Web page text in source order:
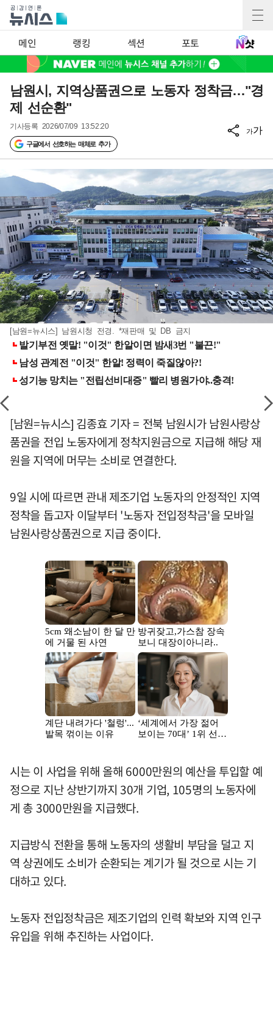
메인 랭킹 섹션 포토
남원시, 지역상품권으로 노동자 정착금…"경
제 선순환"
기사등록 2026/07/09 13:52:20
구글에서 선호하는 매체로 추가
가가
[남원=뉴시스] 남원시청 전경. *재판매 및 DB 금지
[남원=뉴시스] 김종효 기자 = 전북 남원시가 남원사랑상
품권을 전입 노동자에게 정착지원금으로 지급해 해당 재
원을 지역에 머무는 소비로 연결한다.
9일 시에 따르면 관내 제조기업 노동자의 안정적인 지역
정착을 돕고자 이달부터 '노동자 전입정착금'을 모바일
남원사랑상품권으로 지급 중이다.
시는 이 사업을 위해 올해 6000만원의 예산을 투입할 예
정으로 지난 상반기까지 30개 기업, 105명의 노동자에
게 총 3000만원을 지급했다.
지급방식 전환을 통해 노동자의 생활비 부담을 덜고 지
역 상권에도 소비가 순환되는 계기가 될 것으로 시는 기
대하고 있다.
노동자 전입정착금은 제조기업의 인력 확보와 지역 인구
유입을 위해 추진하는 사업이다.